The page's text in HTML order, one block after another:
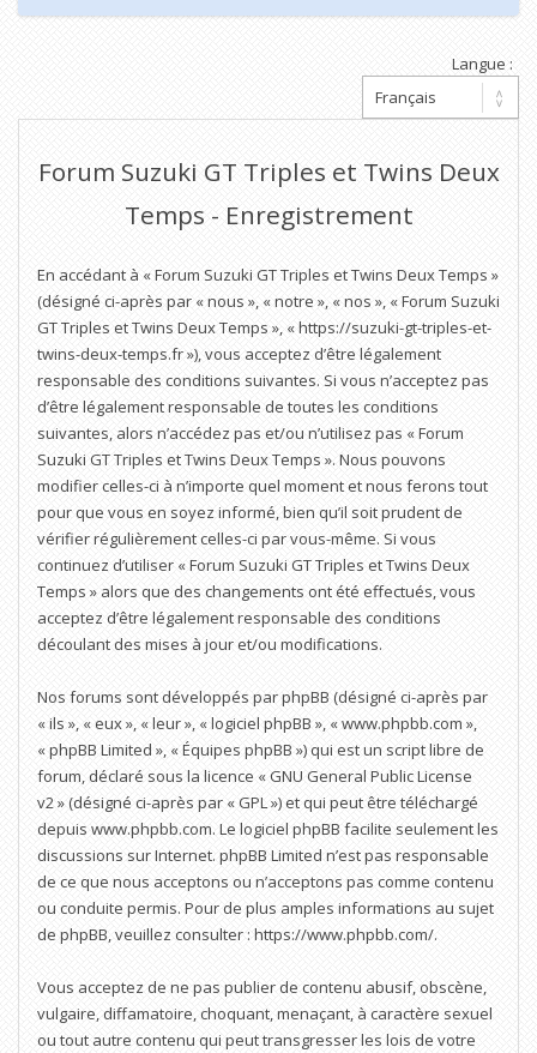
Langue :
Forum Suzuki GT Triples et Twins Deux
Temps - Enregistrement
En accédant à « Forum Suzuki GT Triples et Twins Deux Temps »
(désigné ci-après par « nous », « notre », « nos », « Forum Suzuki
GT Triples et Twins Deux Temps », « https://suzuki-gt-triples-et-
twins-deux-temps.fr »), vous acceptez d’être légalement
responsable des conditions suivantes. Si vous n’acceptez pas
d’être légalement responsable de toutes les conditions
suivantes, alors n’accédez pas et/ou n’utilisez pas « Forum
Suzuki GT Triples et Twins Deux Temps ». Nous pouvons
modifier celles-ci à n’importe quel moment et nous ferons tout
pour que vous en soyez informé, bien qu’il soit prudent de
vérifier régulièrement celles-ci par vous-même. Si vous
continuez d’utiliser « Forum Suzuki GT Triples et Twins Deux
Temps » alors que des changements ont été effectués, vous
acceptez d’être légalement responsable des conditions
découlant des mises à jour et/ou modifications.
Nos forums sont développés par phpBB (désigné ci-après par
« ils », « eux », « leur », « logiciel phpBB », « www.phpbb.com »,
« phpBB Limited », « Équipes phpBB ») qui est un script libre de
forum, déclaré sous la licence «GNU General Public License
v2» (désigné ci-après par « GPL ») et qui peut être téléchargé
depuis www.phpbb.com. Le logiciel phpBB facilite seulement les
discussions sur Internet. phpBB Limited n’est pas responsable
de ce que nous acceptons ou n’acceptons pas comme contenu
ou conduite permis. Pour de plus amples informations au sujet
de phpBB, veuillez consulter : https://www.phpbb.com/.
Vous acceptez de ne pas publier de contenu abusif, obscène,
vulgaire, diffamatoire, choquant, menaçant, à caractère sexuel
ou tout autre contenu qui peut transgresser les lois de votre